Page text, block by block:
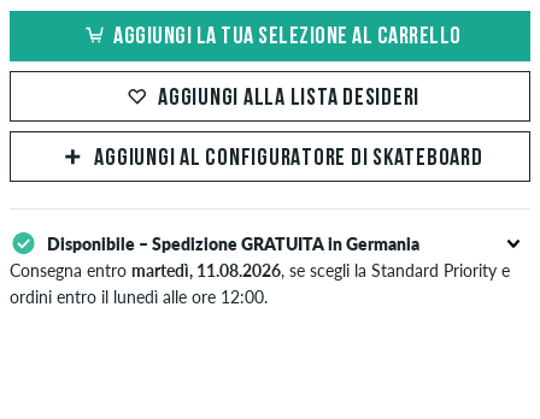
AGGIUNGI LA TUA SELEZIONE AL CARRELLO
AGGIUNGI ALLA LISTA DESIDERI
AGGIUNGI AL CONFIGURATORE DI SKATEBOARD
Disponibile – Spedizione GRATUITA in Germania
Consegna entro martedì, 11.08.2026, se scegli la Standard Priority e
ordini entro il lunedì alle ore 12:00.